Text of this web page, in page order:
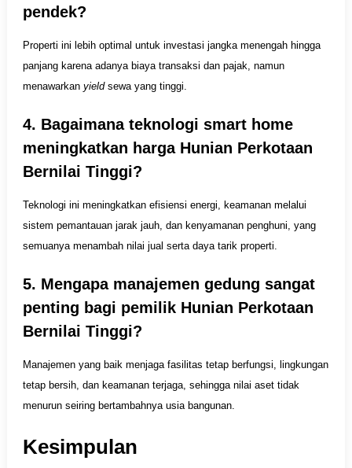
pendek?
Properti ini lebih optimal untuk investasi jangka menengah hingga
panjang karena adanya biaya transaksi dan pajak, namun
menawarkan yieldsewa yang tinggi.
4. Bagaimana teknologi smart home
meningkatkan harga Hunian Perkotaan
Bernilai Tinggi?
Teknologi ini meningkatkan efisiensi energi, keamanan melalui
sistem pemantauan jarak jauh, dan kenyamanan penghuni, yang
semuanya menambah nilai jual serta daya tarik properti.
5. Mengapa manajemen gedung sangat
penting bagi pemilik Hunian Perkotaan
Bernilai Tinggi?
Manajemen yang baik menjaga fasilitas tetap berfungsi, lingkungan
tetap bersih, dan keamanan terjaga, sehingga nilai aset tidak
menurun seiring bertambahnya usia bangunan.
Kesimpulan